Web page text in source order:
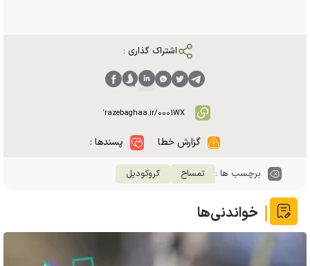
اشتراک گذاری :
گزارش خطا پسندها :
برچسب ها : تمساح کروکودیل
خواندنی‌ها